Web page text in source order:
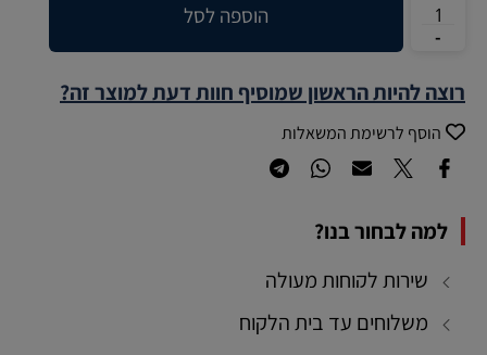
הוספה לסל
רוצה להיות הראשון שמוסיף חוות דעת למוצר זה?
הוסף לרשימת המשאלות
למה לבחור בנו?
שירות לקוחות מעולה
משלוחים עד בית הלקוח